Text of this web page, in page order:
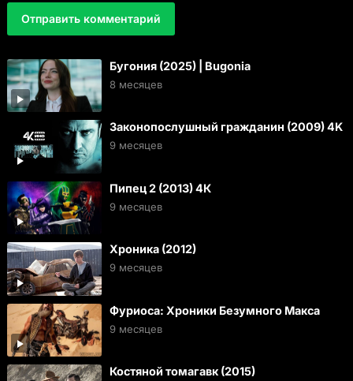
Бугония (2025) | Bugonia
8 месяцев
Законопослушный гражданин (2009) 4K
9 месяцев
Пипец 2 (2013) 4К
9 месяцев
Хроника (2012)
9 месяцев
Фуриоса: Хроники Безумного Макса
9 месяцев
Костяной томагавк (2015)